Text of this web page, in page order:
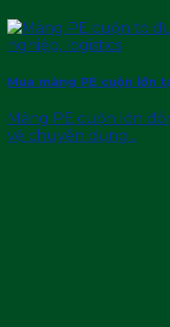
Mua màng PE cuộn lớn
Màng PE cuộn lớn
vệ chuyên dụng...